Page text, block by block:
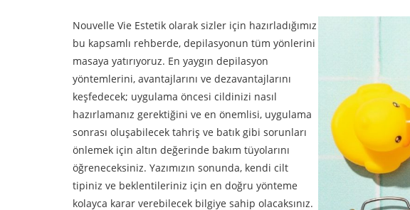
Nouvelle Vie Estetik olarak sizler için hazırladığımız
bu kapsamlı rehberde, depilasyonun tüm yönlerini
masaya yatırıyoruz. En yaygın depilasyon
yöntemlerini, avantajlarını ve dezavantajlarını
keşfedecek; uygulama öncesi cildinizi nasıl
hazırlamanız gerektiğini ve en önemlisi, uygulama
sonrası oluşabilecek tahriş ve batık gibi sorunları
önlemek için altın değerinde bakım tüyolarını
öğreneceksiniz. Yazımızın sonunda, kendi cilt
tipiniz ve beklentileriniz için en doğru yönteme
kolayca karar verebilecek bilgiye sahip olacaksınız.